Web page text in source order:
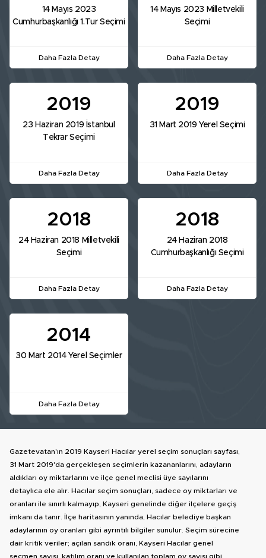
14 Mayıs 2023
Cumhurbaşkanlığı 1.Tur Seçimi
Daha Fazla Detay
14 Mayıs 2023 Milletvekili
Seçimi
Daha Fazla Detay
2019
23 Haziran 2019 İstanbul
Tekrar Seçimi
Daha Fazla Detay
2019
31 Mart 2019 Yerel Seçimi
Daha Fazla Detay
2018
24 Haziran 2018 Milletvekili
Seçimi
Daha Fazla Detay
2018
24 Haziran 2018
Cumhurbaşkanlığı Seçimi
Daha Fazla Detay
2014
30 Mart 2014 Yerel Seçimler
Daha Fazla Detay
Gazetevatan'ın 2019 Kayseri Hacılar yerel seçim sonuçları sayfası,
31 Mart 2019'da gerçekleşen seçimlerin kazananlarını, adayların
aldıkları oy miktarlarını ve ilçe genel meclisi üye sayılarını
detaylıca ele alır. Hacılar seçim sonuçları, sadece oy miktarları ve
oranları ile sınırlı kalmayıp, Kayseri genelinde diğer ilçelere geçiş
imkanı da tanır. İlçe haritasının yanında, Hacılar belediye başkan
adaylarının oy oranları gibi ayrıntılı bilgiler sunulur. Seçim sürecine
dair kritik veriler; açılan sandık oranı, Kayseri Hacılar genel
seçmen sayısı, katılım oranı ve kullanılan toplam oy sayısı gibi